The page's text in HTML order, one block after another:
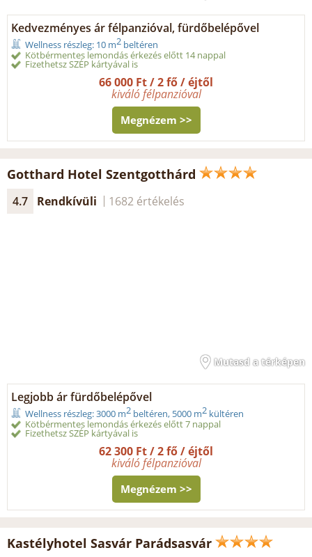
Kedvezményes ár félpanzióval, fürdőbelépővel
Wellness részleg: 10 m2 beltéren
Kötbérmentes lemondás érkezés előtt 14 nappal
Fizethetsz SZÉP kártyával is
66 000 Ft / 2 fő / éjtől
kiváló félpanzióval
Megnézem >>
Gotthard Hotel Szentgotthárd
4.7 Rendkívüli 1682 értékelés
Mutasd a térképen
Legjobb ár fürdőbelépővel
Wellness részleg: 3000 m2 beltéren, 5000 m2 kültéren
Kötbérmentes lemondás érkezés előtt 7 nappal
Fizethetsz SZÉP kártyával is
62 300 Ft / 2 fő / éjtől
kiváló félpanzióval
Megnézem >>
Kastélyhotel Sasvár Parádsasvár